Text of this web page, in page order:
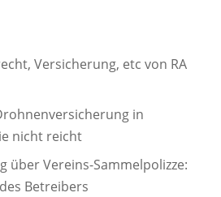
Versicherung, etc von RA
in
nicht reicht
über Vereins-Sammelpolizze:
Betreibers